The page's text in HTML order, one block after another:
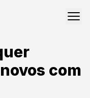
com